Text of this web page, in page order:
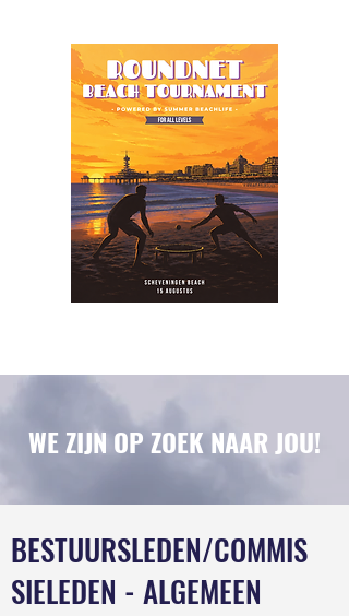
WE ZIJN OP ZOEK NAAR JOU!
BESTUURSLEDEN/COMMIS
SIELEDEN - ALGEMEEN